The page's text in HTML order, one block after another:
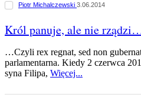
Piotr Michalczewski 3.06.2014
Król panuje, ale nie
…Czyli rex regnat, sed non
parlamentarna. Kiedy 2 czerwca
syna Filipa, Więcej...